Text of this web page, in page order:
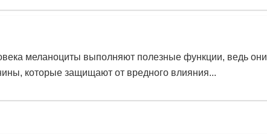
меланоциты выполняют полезные функции, ведь они
которые защищают от вредного влияния...